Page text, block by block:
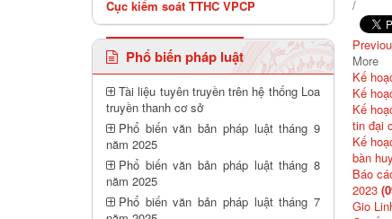
Cục kiểm soát TTHC VPCP
Phổ biến pháp luật
Tài liệu tuyên truyền trên hệ thống Loa
truyền thanh cơ sở
Phổ biến văn bản pháp luật tháng 9
năm 2025
Phổ biến văn bản pháp luật tháng 8
năm 2025
Phổ biến văn bản pháp luật tháng 7
/
More
Kế
Kế
Kế
tin đại
Kế
bàn
Báo
2023
Gio